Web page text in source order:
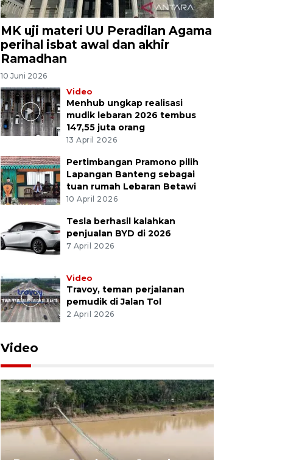
MK uji materi UU Peradilan Agama
perihal isbat awal dan akhir
Ramadhan
10 Juni 2026
Video
Menhub ungkap realisasi
mudik lebaran 2026 tembus
147,55 juta orang
13 April 2026
Pertimbangan Pramono pilih
Lapangan Banteng sebagai
tuan rumah Lebaran Betawi
10 April 2026
Tesla berhasil kalahkan
penjualan BYD di 2026
7 April 2026
Video
Travoy, teman perjalanan
pemudik di Jalan Tol
2 April 2026
Video